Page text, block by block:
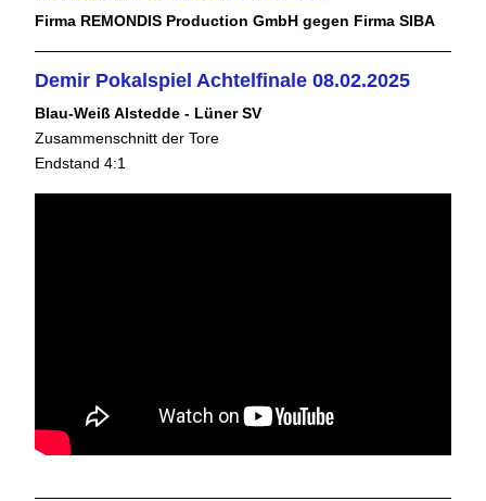
Firma REMONDIS Production GmbH gegen Firma SIBA
Demir Pokalspiel Achtelfinale 08.02.2025
Blau-Weiß Alstedde - Lüner SV
Zusammenschnitt der Tore
Endstand 4:1